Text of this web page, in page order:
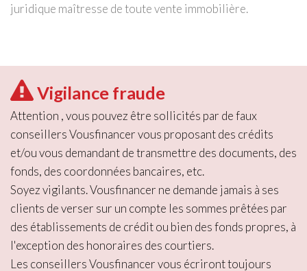
juridique maîtresse de toute vente immobilière.
Vigilance fraude
Attention , vous pouvez être sollicités par de faux
conseillers Vousfinancer vous proposant des crédits
et/ou vous demandant de transmettre des documents, des
fonds, des coordonnées bancaires, etc.
Soyez vigilants. Vousfinancer ne demande jamais à ses
clients de verser sur un compte les sommes prêtées par
des établissements de crédit ou bien des fonds propres, à
l'exception des honoraires des courtiers.
Les conseillers Vousfinancer vous écriront toujours